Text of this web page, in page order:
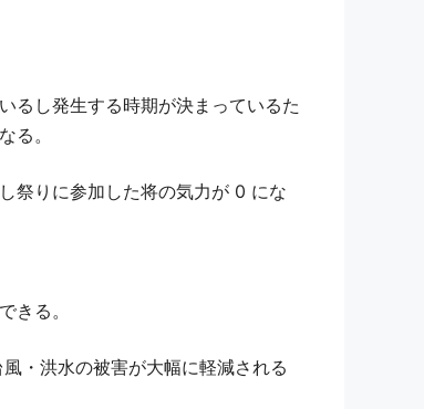
るし発生する時期が決まっているた
る。
祭りに参加した将の気力が 0 にな
きる。
・洪水の被害が大幅に軽減される